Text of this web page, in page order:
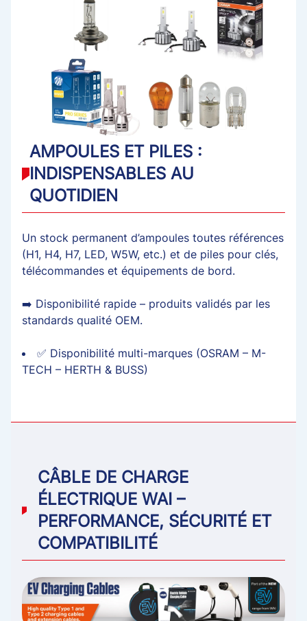
AMPOULES ET PILES :
INDISPENSABLES AU
QUOTIDIEN
Un stock permanent d’ampoules toutes références
(H1, H4, H7, LED, W5W, etc.) et de piles pour clés,
télécommandes et équipements de bord.
➡️ Disponibilité rapide – produits validés par les
standards qualité OEM.
✅ Disponibilité multi-marques (OSRAM – M-
TECH – HERTH & BUSS)
CÂBLE DE CHARGE
ÉLECTRIQUE WAI –
PERFORMANCE, SÉCURITÉ ET
COMPATIBILITÉ